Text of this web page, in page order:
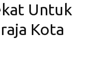
Untuk
Kota